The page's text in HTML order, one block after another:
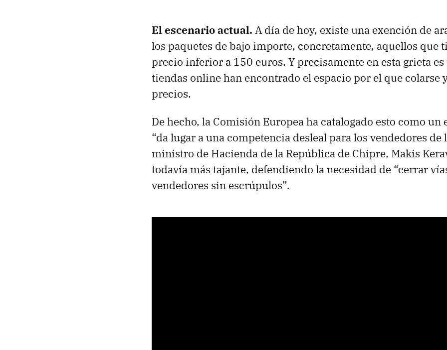
El escenario actual. A día de hoy, existe una exención de
los paquetes de bajo importe, concretamente, aquellos que
precio inferior a 150 euros. Y precisamente en esta grieta
tiendas online han encontrado el espacio por el que colarse
precios.
De hecho, la Comisión Europea ha catalogado esto como un
“da lugar a una competencia desleal para los vendedores de
ministro de Hacienda de la República de Chipre, Makis
todavía más tajante, defendiendo la necesidad de “cerrar
vendedores sin escrúpulos”.